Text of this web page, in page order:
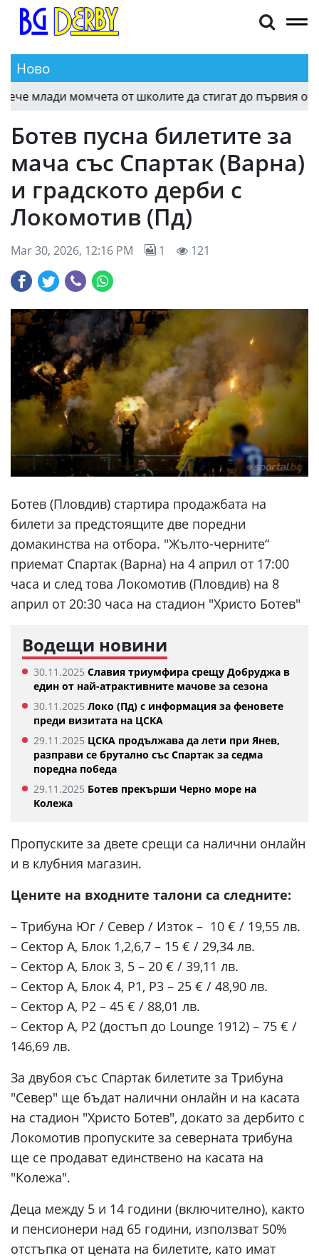
Ново
момчета от школите да стигат до първия отбор
Ботев пусна билетите за
мача със Спартак (Варна)
и градското дерби с
Локомотив (Пд)
Mar 30, 2026, 12:16 PM 1 121
Ботев (Пловдив) стартира продажбата на
билети за предстоящите две поредни
домакинства на отбора. "Жълто-черните“
приемат Спартак (Варна) на 4 април от 17:00
часа и след това Локомотив (Пловдив) на 8
април от 20:30 часа на стадион "Христо Ботев"
Водещи новини
30.11.2025 Славия триумфира срещу Добруджа в
един от най-атрактивните мачове за сезона
30.11.2025 Локо (Пд) с информация за феновете
преди визитата на ЦСКА
29.11.2025 ЦСКА продължава да лети при Янев,
разправи се брутално със Спартак за седма
поредна победа
29.11.2025 Ботев прекърши Черно море на
Колежа
Пропуските за двете срещи са налични онлайн
и в клубния магазин.
Цените на входните талони са следните:
– Трибуна Юг / Север / Изток – 10 € / 19,55 лв.
– Сектор А, Блок 1,2,6,7 – 15 € / 29,34 лв.
– Сектор А, Блок 3, 5 – 20 € / 39,11 лв.
– Сектор А, Блок 4, P1, P3 – 25 € / 48,90 лв.
– Сектор А, P2 – 45 € / 88,01 лв.
– Сектор А, P2 (достъп до Lounge 1912) – 75 € /
146,69 лв.
За двубоя със Спартак билетите за Трибуна
"Север" ще бъдат налични онлайн и на касата
на стадион "Христо Ботев", докато за дербито с
Локомотив пропуските за северната трибуна
ще се продават единствено на касата на
"Колежа".
Деца между 5 и 14 години (включително), както
и пенсионери над 65 години, използват 50%
отстъпка от цената на билетите, като имат